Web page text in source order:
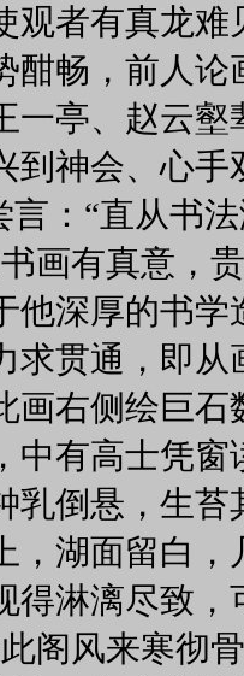
观者有真龙
酣畅，前人
一亭、赵云
到神会、心手
言：“直从书
画有真意，
他深厚的书
求贯通，即从
画右侧绘巨
中有高士凭
乳倒悬，生
，湖面留白
得淋漓尽致
阁风来寒彻